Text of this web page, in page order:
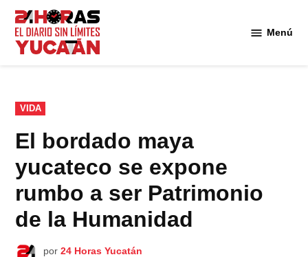
Saltar
contenido
Menú
PUBLICADO
EN
VIDA
El bordado maya
yucateco se expone
rumbo a ser Patrimonio
de la Humanidad
por 24 Horas Yucatán